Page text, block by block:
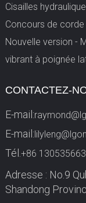
Cisailles
Concours de
Nouvelle version -
vibrant à poignée
CONTACTEZ-
E-mail:
E-mail:
Tél. +86
Adresse : No.9
Shandong